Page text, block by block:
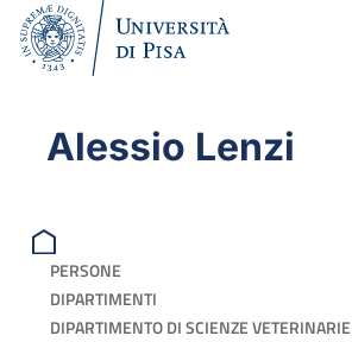
Alessio Lenzi
PERSONE
DIPARTIMENTI
DIPARTIMENTO DI SCIENZE VETERINARIE